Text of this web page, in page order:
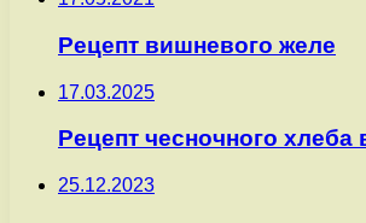
Рецепт вишневого желе
17.03.2025
Рецепт чесночного хлеба
25.12.2023